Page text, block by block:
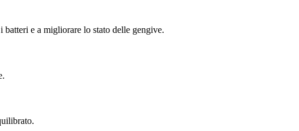
e a migliorare lo stato delle gengive.